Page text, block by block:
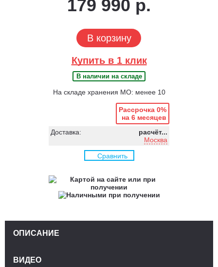
179 990 р.
В корзину
Купить в 1 клик
В наличии на складе
На складе хранения МО: менее 10
Рассрочка 0%
на 6 месяцев
Доставка:
расчёт...
Москва
Сравнить
ОПИСАНИЕ
ВИДЕО